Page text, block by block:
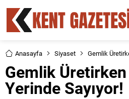
Anasayfa Siyaset Gemlik
Gemlik
Yerinde Sayıyor!